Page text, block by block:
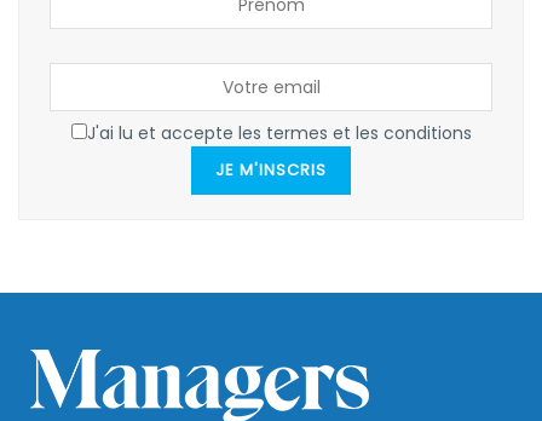
J'ai lu et accepte les termes et les conditions
JE M'INSCRIS